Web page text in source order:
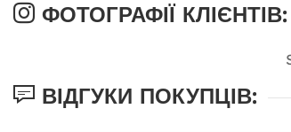
ФОТОГРАФІЇ КЛІЄНТІВ:
ВІДГУКИ ПОКУПЦІВ: